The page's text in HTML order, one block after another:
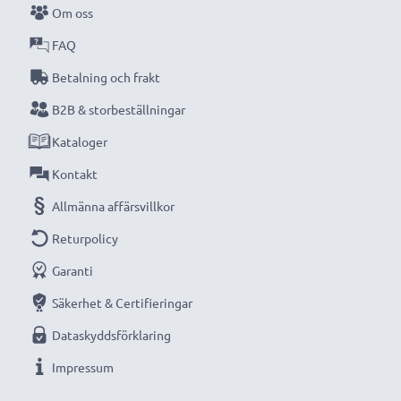
Missa aldrig ett ögonblick med denna smarta,
kompakta LCD-batteriladdare från CELLONIC.
Beställ nu med snabb leverans och 3 års garanti!
Om oss
FAQ
Betalning och frakt
B2B & storbeställningar
Kataloger
Kontakt
Allmänna affärsvillkor
Returpolicy
Garanti
Säkerhet & Certifieringar
Dataskyddsförklaring
Impressum